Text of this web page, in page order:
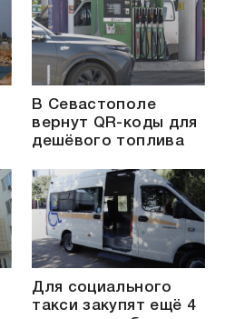
В Севастополе
вернут QR-коды для
дешёвого топлива
Для социального
такси закупят ещё 4